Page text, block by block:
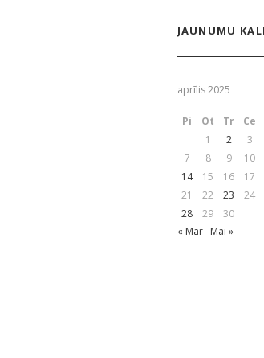
JAUNUMU
aprīlis 2025
Pi Ot Tr Ce
1
2 3
7
8 9 10
14
15 16 17
21
22 23 24
28
29
30
« Mar
Mai »